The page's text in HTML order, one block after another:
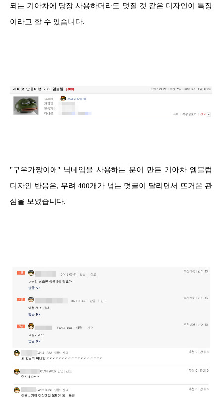
되는 기아차에 당장 사용하더라도 멋질 것 같은 디자인이 특징
이라고 할 수 있습니다.
"구우가짱이애" 닉네임을 사용하는 분이 만든 기아차 엠블럼
디자인 반응은, 무려 400개가 넘는 덧글이 달리면서 뜨거운 관
심을 보였습니다.